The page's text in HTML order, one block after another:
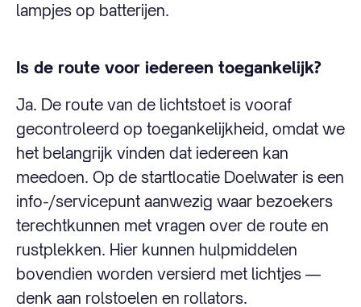
lampjes op batterijen.
Is de route voor iedereen toegankelijk?
Ja. De route van de lichtstoet is vooraf
gecontroleerd op toegankelijkheid, omdat we
het belangrijk vinden dat iedereen kan
meedoen. Op de startlocatie Doelwater is een
info-/servicepunt aanwezig waar bezoekers
terechtkunnen met vragen over de route en
rustplekken. Hier kunnen hulpmiddelen
bovendien worden versierd met lichtjes —
denk aan rolstoelen en rollators.